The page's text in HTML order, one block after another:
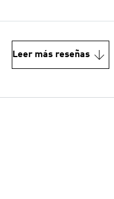
Leer más reseñas